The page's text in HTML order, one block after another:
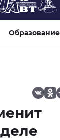
Образование